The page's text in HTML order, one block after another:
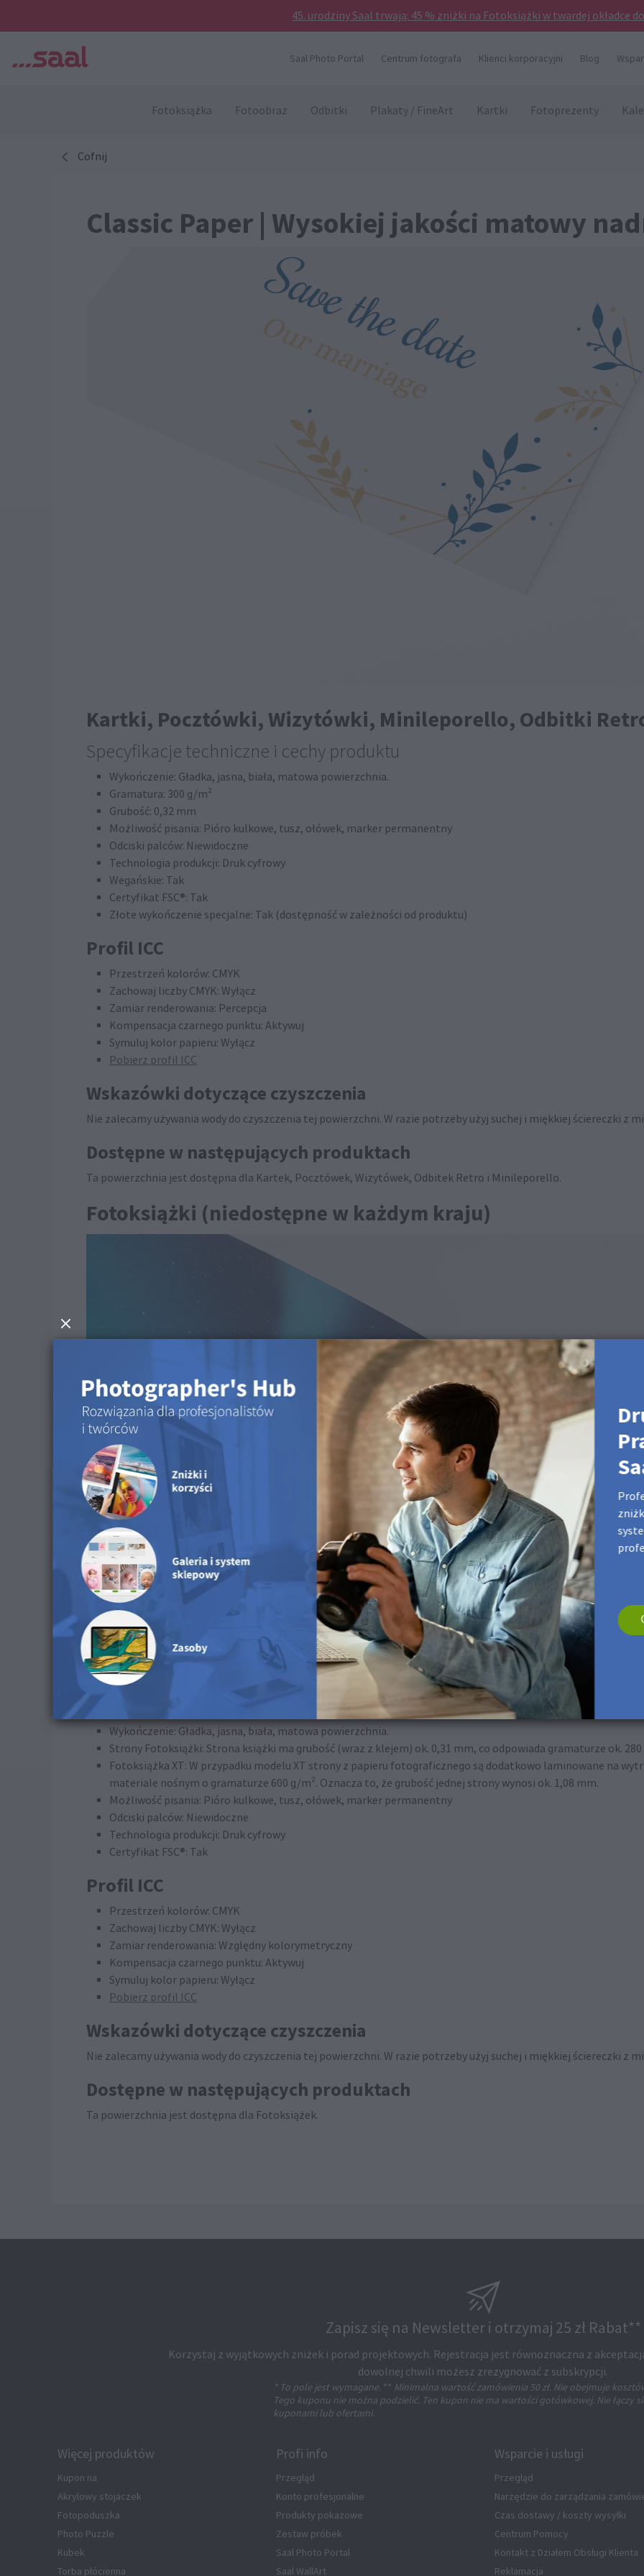
45. urodziny Saal trwają: 45 % zniżki na Fotoksiążki w twardej okładce
Saal Photo Portal Centrum fotografa Klienci korporacyjni Blog
Fotoksiążka Fotoobraz Odbitki Plakaty / FineArt Kartki Fotoprezenty
Cofnij
Classic Paper | Wysokiej jakości matowy
Kartki, Pocztówki, Wizytówki, Minileporello, Odbitki
Specyfikacje techniczne i cechy produktu
Wykończenie: Gładka, jasna, biała, matowa powierzchnia.
Gramatura: 300 g/m²
Grubość: 0,32 mm
Możliwość pisania: Pióro kulkowe, tusz, ołówek, marker permanentny
Odciski palców: Niewidoczne
Technologia produkcji: Druk cyfrowy
Wegańskie: Tak
Certyfikat FSC®: Tak
Złote wykończenie specjalne: Tak (dostępność w zależności od produktu)
Profil ICC
Przestrzeń kolorów: CMYK
Zachowaj liczby CMYK: Wyłącz
Zamiar renderowania: Percepcja
Kompensacja czarnego punktu: Aktywuj
Symuluj kolor papieru: Wyłącz
Pobierz profil ICC
Wskazówki dotyczące czyszczenia
Nie zalecamy używania wody do czyszczenia tej powierzchni. W razie potrzeby użyj suchej i miękkiej ściereczki z
Dostępne w następujących produktach
Ta powierzchnia jest dostępna dla Kartek, Pocztówek, Wizytówek, Odbitek Retro i Minileporello.
Fotoksiążki (niedostępne w każdym kraju)
Specyfikacje techniczne i cechy produktu
Wykończenie: Gładka, jasna, biała, matowa powierzchnia.
Strony Fotoksiążki: Strona książki ma grubość (wraz z klejem) ok. 0,31 mm, co odpowiada gramaturze ok.
Fotoksiążka XT: W przypadku modelu XT strony z papieru fotograficznego są dodatkowo laminowane na
materiale nośnym o gramaturze 600 g/m². Oznacza to, że grubość jednej strony wynosi ok. 1,08 mm.
Możliwość pisania: Pióro kulkowe, tusz, ołówek, marker permanentny
Odciski palców: Niewidoczne
Technologia produkcji: Druk cyfrowy
Certyfikat FSC®: Tak
Profil ICC
Przestrzeń kolorów: CMYK
Zachowaj liczby CMYK: Wyłącz
Zamiar renderowania: Względny kolorymetryczny
Kompensacja czarnego punktu: Aktywuj
Symuluj kolor papieru: Wyłącz
Pobierz profil ICC
Wskazówki dotyczące czyszczenia
Nie zalecamy używania wody do czyszczenia tej powierzchni. W razie potrzeby użyj suchej i miękkiej ściereczki z
Dostępne w następujących produktach
Ta powierzchnia jest dostępna dla Fotoksiążek.
Zapisz się na Newsletter i otrzymaj 25 zł Rabat**
Korzystaj z wyjątkowych zniżek i porad projektowych. Rejestracja jest równoznaczna z
dowolnej chwili możesz zrezygnować z subskrypcji.
* To pole jest wymagane. ** Minimalna wartość zamówienia 50 zł. Nie obejmuje
Tego kuponu nie można podzielić. Ten kupon nie ma wartości gotówkowej. Nie łączy
kuponami lub ofertami.
Więcej produktów
Kupon na
Akrylowy stojaczek
Fotopoduszka
Photo Puzzle
Kubek
Torba płócienna
Profi info
Przegląd
Konto profesjonalne
Produkty pokazowe
Zestaw próbek
Saal Photo Portal
Saal WallArt
Wsparcie i usługi
Przegląd
Narzędzie do zarządzania
Czas dostawy / koszty wysyłki
Centrum Pomocy
Kontakt z Działem Obsługi Klienta
Reklamacja